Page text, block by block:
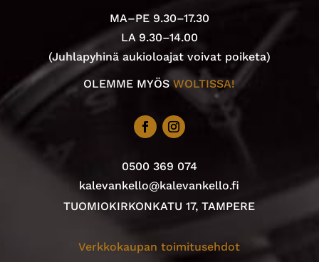
MA–PE 9.30–17.30
LA 9.30–14.00
(Juhlapyhinä aukioloajat voivat poiketa)
OLEMME MYÖSWOLTISSA!
0500 369 074
kalevankello@kalevankello.fi
TUOMIOKIRKONKATU 17, TAMPERE
Verkkokaupan toimitusehdot